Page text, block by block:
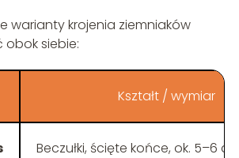
warianty krojenia ziemniaków
siebie:
Kształt / wymiar
Beczułki, ścięte końce, ok. 5–6